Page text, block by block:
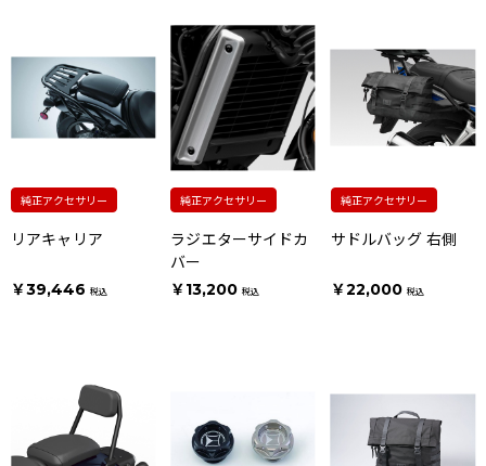
純正アクセサリー
リアキャリア
￥39,446 税込
純正アクセサリー
ラジエターサイドカ
バー
￥13,200 税込
純正アクセサリー
サドルバッグ 右側
￥22,000 税込